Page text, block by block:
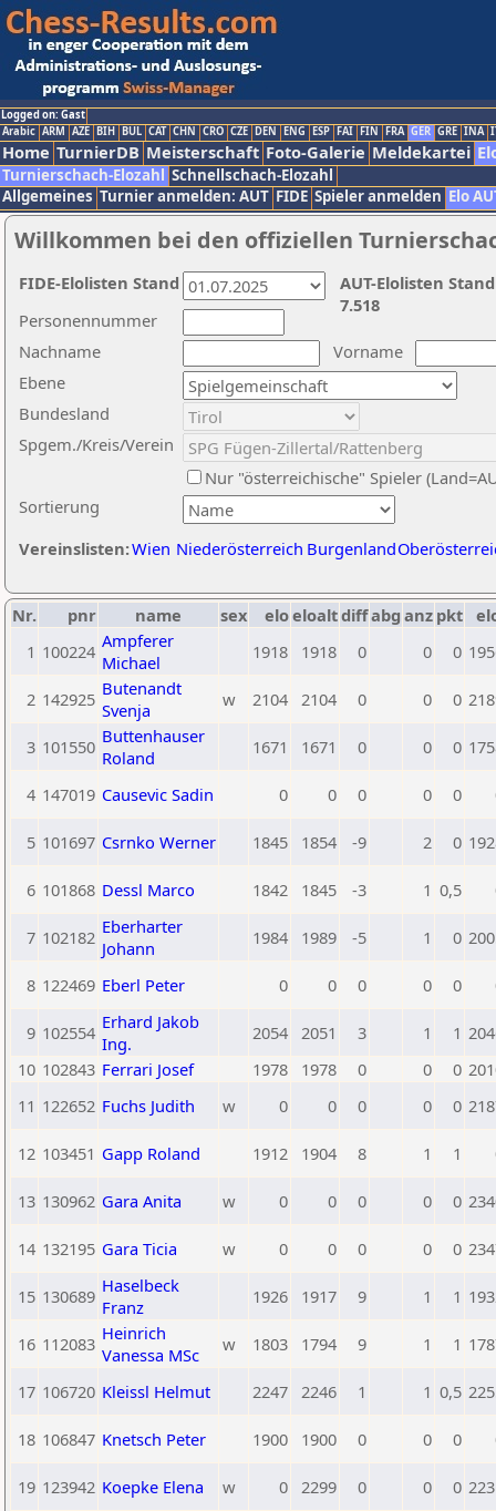
Logged on: Gast
Arabic ARM AZE BIH BUL CAT CHN CRO CZE DEN ENG ESP FAI FIN FRA GER GRE INA
Home TurnierDB Meisterschaft Foto-Galerie Meldekartei
Turnierschach-Elozahl Schnellschach-Elozahl
Allgemeines Turnier anmelden: AUT FIDE Spieler anmelden Elo
Willkommen bei den offiziellen
Nachname
Vorname
Ebene
Sortierung
Personennummer
Bundesland
Spgem./Kreis/Verein
Nur "österreichische" Spieler
Vereinslisten:Wien Niederösterreich Burgenland
AUT-Elolisten
7.518
FIDE-Elolisten Stand
Nr. pnr name sex eloeloaltdiffabg anz pkt
1 100224 Ampferer
Michael
1918 1918 0 0 0
2 142925 Butenandt
Svenja
w 2104 2104 0 0 0
3 101550 Buttenhauser
Roland
1671 1671 0 0 0
4 147019 Causevic Sadin 0 0 0 0 0
5 101697 Csrnko Werner 1845 1854 -9 2 0
6 101868 Dessl Marco 1842 1845 -3 1 0,5
7 102182 Eberharter
Johann
1984 1989 -5 1 0
8 122469 Eberl Peter 0 0 0 0 0
9 102554 Erhard Jakob
Ing.
2054 2051 3 1 1
10 102843 Ferrari Josef 1978 1978 0 0 0
11 122652 Fuchs Judith w 0 0 0 0 0
12 103451 Gapp Roland 1912 1904 8 1 1
13 130962 Gara Anita w 0 0 0 0 0
14 132195 Gara Ticia w 0 0 0 0 0
15 130689 Haselbeck
Franz
1926 1917 9 1 1
16 112083 Heinrich
Vanessa MSc
w 1803 1794 9 1 1
17 106720 Kleissl Helmut 2247 2246 1 1 0,5
18 106847 Knetsch Peter 1900 1900 0 0 0
19 123942 Koepke Elena w 0 2299 0 0 0